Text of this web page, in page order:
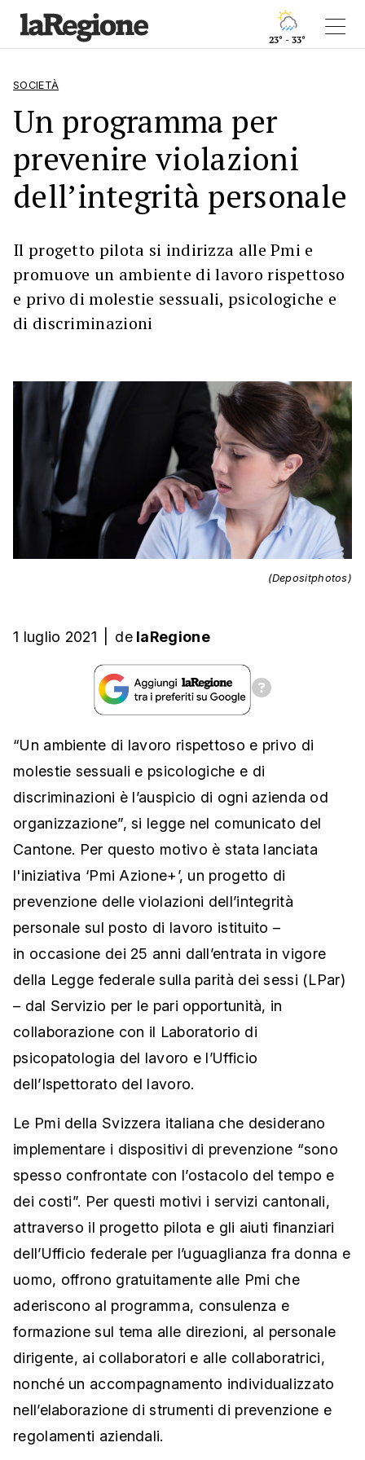
23° - 33°
SOCIETÀ
Un programma per
prevenire violazioni
dell’integrità personale
Il progetto pilota si indirizza alle Pmi e
promuove un ambiente di lavoro rispettoso
e privo di molestie sessuali, psicologiche e
di discriminazioni
(Depositphotos)
1 luglio 2021 de laRegione
“Un ambiente di lavoro rispettoso e privo di
molestie sessuali e psicologiche e di
discriminazioni è l’auspicio di ogni azienda od
organizzazione”, si legge nel comunicato del
Cantone. Per questo motivo è stata lanciata
l'iniziativa ‘Pmi Azione+’, un progetto di
prevenzione delle violazioni dell’integrità
personale sul posto di lavoro istituito –
in occasione dei 25 anni dall’entrata in vigore
della Legge federale sulla parità dei sessi (LPar)
– dal Servizio per le pari opportunità, in
collaborazione con il Laboratorio di
psicopatologia del lavoro e l’Ufficio
dell’Ispettorato del lavoro.
Le Pmi della Svizzera italiana che desiderano
implementare i dispositivi di prevenzione “sono
spesso confrontate con l’ostacolo del tempo e
dei costi”. Per questi motivi i servizi cantonali,
attraverso il progetto pilota e gli aiuti finanziari
dell’Ufficio federale per l’uguaglianza fra donna e
uomo, offrono gratuitamente alle Pmi che
aderiscono al programma, consulenza e
formazione sul tema alle direzioni, al personale
dirigente, ai collaboratori e alle collaboratrici,
nonché un accompagnamento individualizzato
nell’elaborazione di strumenti di prevenzione e
regolamenti aziendali.